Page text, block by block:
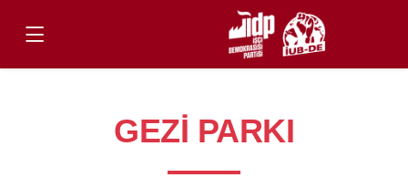
GEZI PARKI